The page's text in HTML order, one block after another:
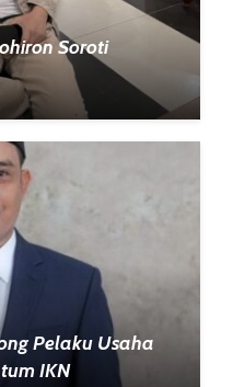
Soroti
Pelaku Usaha
IKN